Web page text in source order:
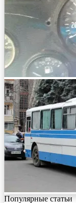
Популярные статьи